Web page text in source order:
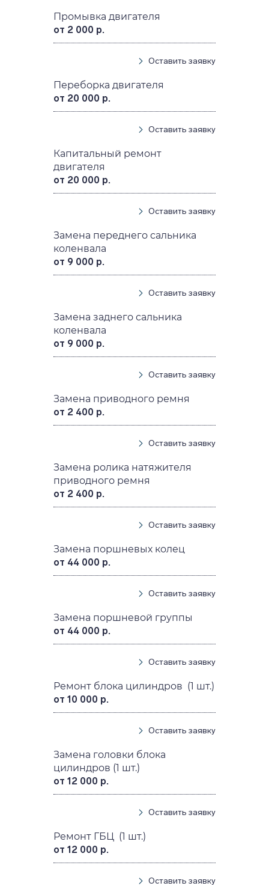
Промывка двигателя
от 2 000 р.
Оставить заявку
Переборка двигателя
от 20 000 р.
Оставить заявку
Капитальный ремонт
двигателя
от 20 000 р.
Оставить заявку
Замена переднего сальника
коленвала
от 9 000 р.
Оставить заявку
Замена заднего сальника
коленвала
от 9 000 р.
Оставить заявку
Замена приводного ремня
от 2 400 р.
Оставить заявку
Замена ролика натяжителя
приводного ремня
от 2 400 р.
Оставить заявку
Замена поршневых колец
от 44 000 р.
Оставить заявку
Замена поршневой группы
от 44 000 р.
Оставить заявку
Ремонт блока цилиндров (1 шт.)
от 10 000 р.
Оставить заявку
Замена головки блока
цилиндров (1 шт.)
от 12 000 р.
Оставить заявку
Ремонт ГБЦ (1 шт.)
от 12 000 р.
Оставить заявку